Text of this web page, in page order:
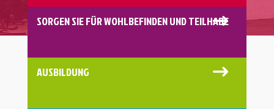
SORGEN SIE FÜR WOHLBEFINDEN UND TEILHABE
AUSBILDUNG